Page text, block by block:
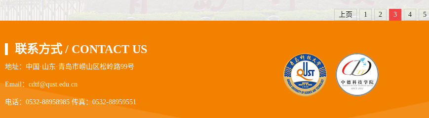
上页 1 2 3 4 5
联系方式 / CONTACT US
地址：中国·山东·青岛市崂山区松岭路99号
Email：cdtf@qust.edu.cn
电话：0532-88958985 传真：0532-88959551